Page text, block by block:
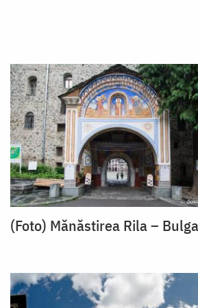
(Foto) Mănăstirea Rila –